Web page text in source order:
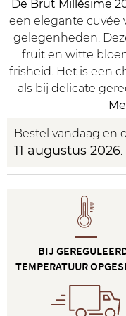
De Brut Millésime
een elegante cuvée
gelegenheden.
fruit en witte
frisheid. Het is een
als bij delicate
Bestel vandaag en
11 augustus 2026.
BIJ
TEMPERATUUR